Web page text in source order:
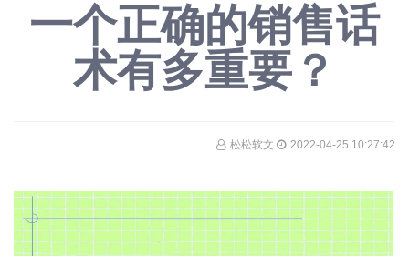
一个正确的销售话
术有多重要？
松松软文 2022-04-25 10:27:42